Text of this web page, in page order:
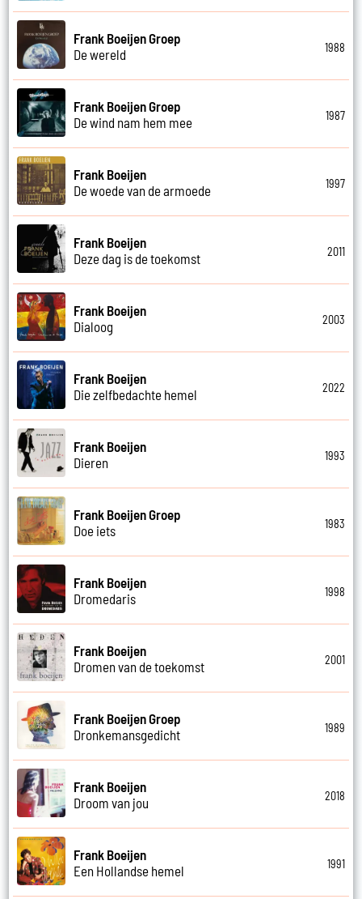
Frank Boeijen Groep
De wereld
1988
Frank Boeijen Groep
De wind nam hem mee
1987
Frank Boeijen
De woede van de armoede
1997
Frank Boeijen
Deze dag is de toekomst
2011
Frank Boeijen
Dialoog
2003
Frank Boeijen
Die zelfbedachte hemel
2022
Frank Boeijen
Dieren
1993
Frank Boeijen Groep
Doe iets
1983
Frank Boeijen
Dromedaris
1998
Frank Boeijen
Dromen van de toekomst
2001
Frank Boeijen Groep
Dronkemansgedicht
1989
Frank Boeijen
Droom van jou
2018
Frank Boeijen
Een Hollandse hemel
1991